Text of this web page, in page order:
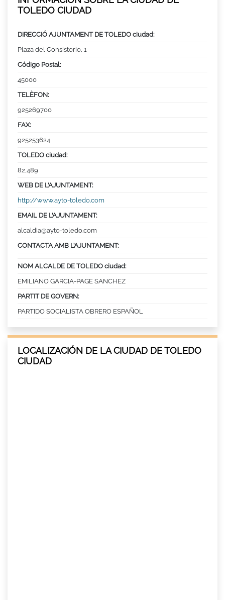
TOLEDO CIUDAD
DIRECCIÓ AJUNTAMENT DE TOLEDO ciudad:
Plaza del Consistorio, 1
Código Postal:
45000
TELÈFON:
925269700
FAX:
925253624
TOLEDO ciudad:
82,489
WEB DE L’AJUNTAMENT:
http://www.ayto-toledo.com
EMAIL DE L’AJUNTAMENT:
alcaldia@ayto-toledo.com
CONTACTA AMB L’AJUNTAMENT:
NOM ALCALDE DE TOLEDO ciudad:
EMILIANO GARCIA-PAGE SANCHEZ
PARTIT DE GOVERN:
PARTIDO SOCIALISTA OBRERO ESPAÑOL
LOCALIZACIÓN DE LA CIUDAD DE TOLEDO
CIUDAD